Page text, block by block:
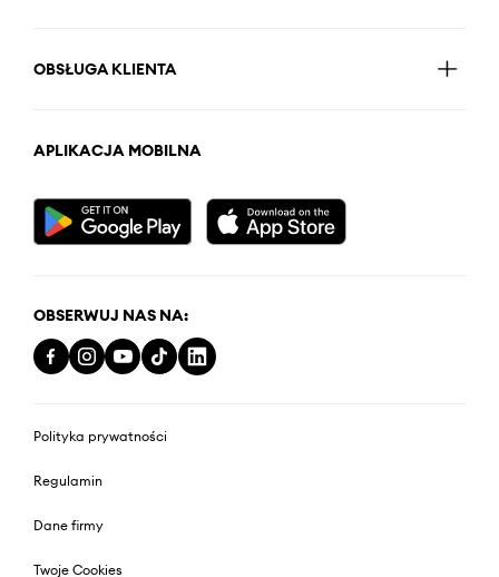
OBSŁUGA KLIENTA
APLIKACJA MOBILNA
OBSERWUJ NAS NA:
Polityka prywatności
Regulamin
Dane firmy
Twoje Cookies